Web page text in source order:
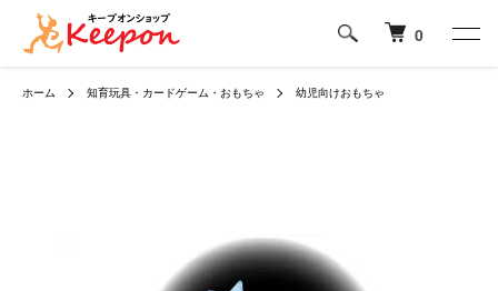
0
ホーム 知育玩具・カードゲーム・おもちゃ 幼児向けおもちゃ